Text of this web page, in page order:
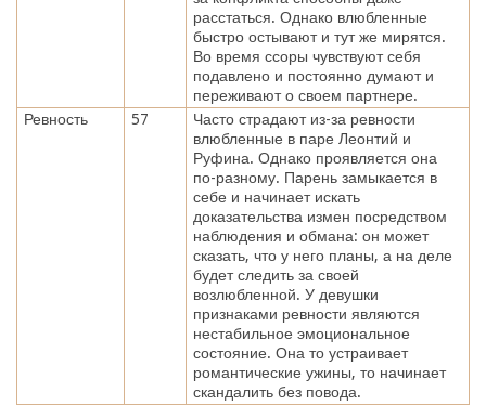
расстаться. Однако влюбленные
быстро остывают и тут же мирятся.
Во время ссоры чувствуют себя
подавлено и постоянно думают и
переживают о своем партнере.
Ревность
57
Часто страдают из-за ревности
влюбленные в паре Леонтий и
Руфина. Однако проявляется она
по-разному. Парень замыкается в
себе и начинает искать
доказательства измен посредством
наблюдения и обмана: он может
сказать, что у него планы, а на деле
будет следить за своей
возлюбленной. У девушки
признаками ревности являются
нестабильное эмоциональное
состояние. Она то устраивает
романтические ужины, то начинает
скандалить без повода.